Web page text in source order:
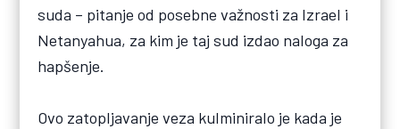
suda – pitanje od posebne važnosti za Izrael i
Netanyahua, za kim je taj sud izdao naloga za
hapšenje.
Ovo zatopljavanje veza kulminiralo je kada je